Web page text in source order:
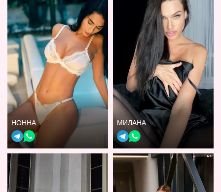
НОННА МИЛАНА